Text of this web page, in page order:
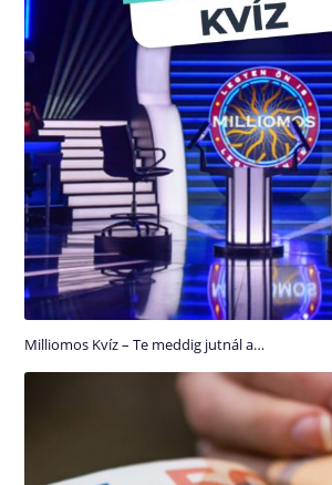
Milliomos Kvíz – Te meddig jutnál a…